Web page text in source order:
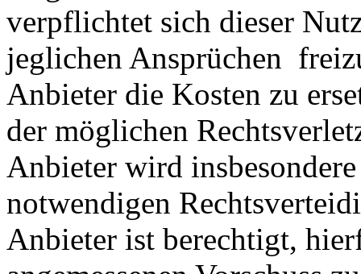
verpflichtet sich dieser
jeglichen Ansprüchen
Anbieter die Kosten zu
der möglichen
Anbieter wird
notwendigen
Anbieter ist berechtigt,